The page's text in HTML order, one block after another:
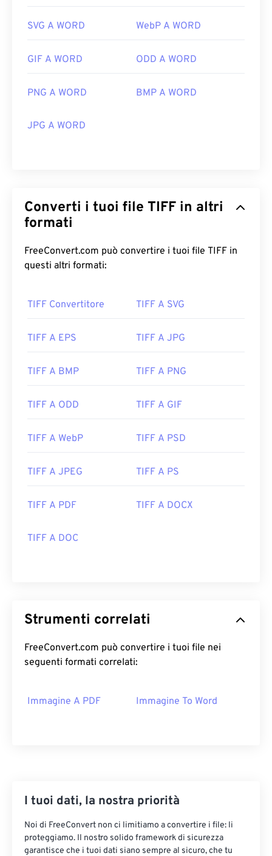
https://www.file-extensions.org/tiff-file-extension
SVG A WORD WebP A WORD
GIF A WORD ODD A WORD
PNG A WORD BMP A WORD
JPG A WORD
Converti i tuoi file TIFF in altri
formati
FreeConvert.com può convertire i tuoi file TIFF in
questi altri formati:
TIFF Convertitore TIFF A SVG
TIFF A EPS TIFF A JPG
TIFF A BMP TIFF A PNG
TIFF A ODD TIFF A GIF
TIFF A WebP TIFF A PSD
TIFF A JPEG TIFF A PS
TIFF A PDF TIFF A DOCX
TIFF A DOC
Strumenti correlati
FreeConvert.com può convertire i tuoi file nei
seguenti formati correlati:
Immagine A PDF Immagine To Word
I tuoi dati, la nostra priorità
Noi di FreeConvert non ci limitiamo a convertire i file: li
proteggiamo. Il nostro solido framework di sicurezza
garantisce che i tuoi dati siano sempre al sicuro, che tu